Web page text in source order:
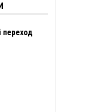
переход